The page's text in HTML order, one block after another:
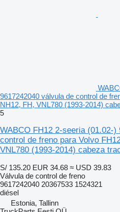
9617242040 válvula de control de
NH12, FH, VNL780 (1993-2014)
5
WABCO FH12 2-seeria (01.02-)
control de freno para Volvo
VNL780 (1993-2014) cabeza
S/ 135.20 EUR 34.68 ≈ USD 39.83
Válvula de control de freno
9617242040 20367533 1524321
diésel
Estonia, Tallinn